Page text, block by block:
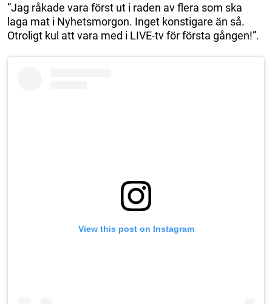
”Jag råkade vara först ut i raden av flera som ska
laga mat i Nyhetsmorgon. Inget konstigare än så.
Otroligt kul att vara med i LIVE-tv för första gången!”.
View this post on Instagram